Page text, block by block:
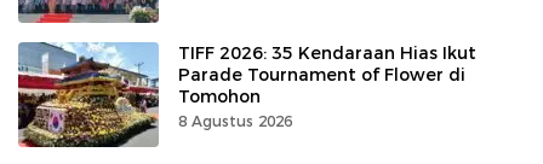
TIFF 2026: 35 Kendaraan Hias Ikut
Parade Tournament of Flower di
Tomohon
8 Agustus 2026